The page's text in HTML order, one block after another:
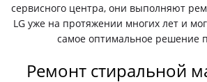
сервисного центра, они выполняют
LG уже на протяжении многих лет и
самое оптимальное решение
Ремонт стиральной